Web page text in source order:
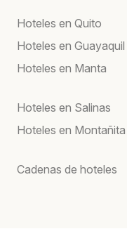
Hoteles en Quito
Hoteles en Guayaquil
Hoteles en Manta
Hoteles en Salinas
Hoteles en Montañita
Cadenas de hoteles